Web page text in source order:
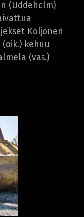
(Uddeholm)
Koljonen
kehuu
(vas.)